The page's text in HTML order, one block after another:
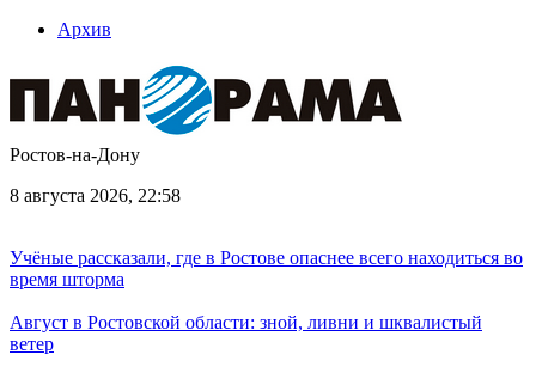
Архив
Ростов-на-Дону
8 августа 2026, 22:58
Учёные рассказали, где в Ростове опаснее всего находиться во
время шторма
Август в Ростовской области: зной, ливни и шквалистый
ветер